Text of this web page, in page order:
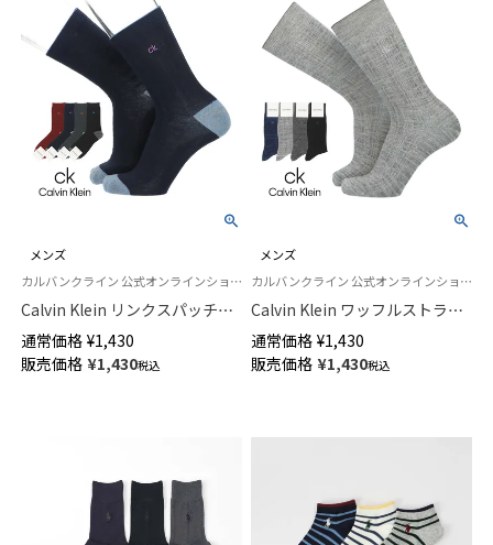
メンズ
カルバンクライン 公式オンラインショップ 紳士 靴下 男性
Calvin Klein リンクスパッチワ
ーク ミドル丈 カジュアル ソッ
クス メンズ 02542273
通常価格 ¥1,430
販売価格 ¥1,430税込
メンズ
カルバンクライン 公式オンラインショップ 紳士 靴下
Calvin Klein ワッフルストライ
プ ck刺繍 クルー丈 カジュアル
ソックス メンズ 02542271
通常価格 ¥1,430
販売価格 ¥1,430税込